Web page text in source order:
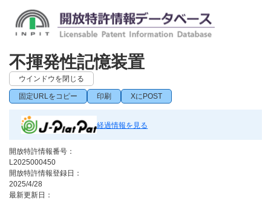
不揮発性記憶装置
ウインドウを閉じる
固定URLをコピー 印刷 XにPOST
経過情報を見る
開放特許情報番号：
L2025000450
開放特許情報登録日：
2025/4/28
最新更新日：